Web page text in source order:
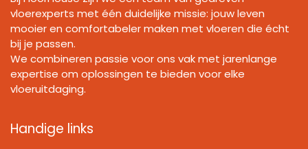
vloerexperts met één duidelijke missie: jouw leven
mooier en comfortabeler maken met vloeren die écht
bij je passen.
We combineren passie voor ons vak met jarenlange
expertise om oplossingen te bieden voor elke
vloeruitdaging.
Handige links